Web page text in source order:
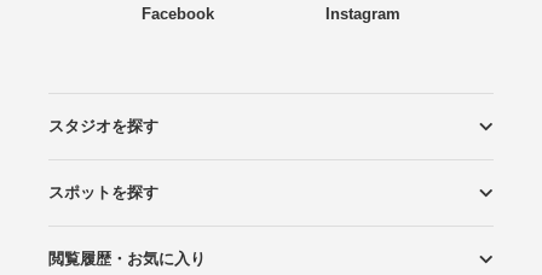
Facebook Instagram
スタジオを探す
エリアから探す
こだわりから探す
NEW PHOTO STYLE
プランから探す
フォトタイプ診断
フォトグラファーから探す
国内リゾートから探す
スポットを探す
ロケーションから探す
スタジオから探す
閲覧履歴・お気に入り